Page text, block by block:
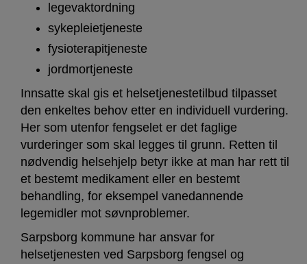
legevaktordning
sykepleietjeneste
fysioterapitjeneste
jordmortjeneste
Innsatte skal gis et helsetjenestetilbud tilpasset
den enkeltes behov etter en individuell vurdering.
Her som utenfor fengselet er det faglige
vurderinger som skal legges til grunn. Retten til
nødvendig helsehjelp betyr ikke at man har rett til
et bestemt medikament eller en bestemt
behandling, for eksempel vanedannende
legemidler mot søvnproblemer.
Sarpsborg kommune har ansvar for
helsetjenesten ved Sarpsborg fengsel og